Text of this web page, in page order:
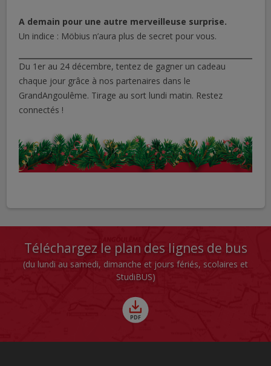
A demain pour une autre merveilleuse surprise.
Un indice : Möbius n’aura plus de secret pour vous.
Du 1er au 24 décembre, tentez de gagner un cadeau
chaque jour grâce à nos partenaires dans le
GrandAngoulême. Tirage au sort lundi matin. Restez
connectés !
Téléchargez le plan des lignes de bus
(du lundi au samedi, dimanche et jours fériés, scolaires et
StudiBUS)